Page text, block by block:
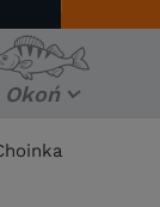
Okoń